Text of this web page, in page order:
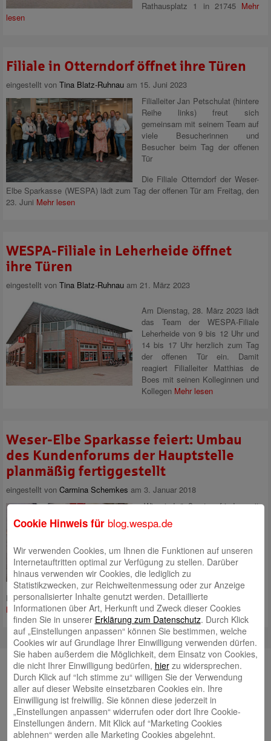
Rathausplatz 1 in 21745 Mehr
lesen
Filiale in Otterndorf öffnet ihre Türen
eingestellt von Tina Blatz-Ruhnau am 15. Juni 2023
Filialleiter Jan Petschulat (hintere
Reihe links) freut sich
gemeinsam mit seinem Team auf
viele Besucherinnen und
Besucher beim Tag der offenen
Tür
Die Filiale Otterndorf der Weser-
Elbe Sparkasse (WESPA) lädt zum Tag der offenen Tür am Freitag, den
23. Juni Mehr lesen
WESPA-Filiale in Leherheide öffnet
ihre Türen
eingestellt von Tina Blatz-Ruhnau am 21. März 2023
Am Dienstag, 28. März 2023 lädt
das Team der WESPA-Filiale
Leherheide von 9 bis 12 Uhr und
14 bis 17 Uhr herzlich zum Tag
der offenen Tür ein. Damit
reagiert Filialleiter Matthias de
Boes mit seinen Kolleginnen und
Kollegen Mehr lesen
Weser-Elbe Sparkasse feiert: Umbau
des Kundenforums der Hauptstelle
planmäßig fertiggestellt
eingestellt von Carmina Schemkes am 3. Januar 2018
„Wir sind äußerst zufrieden mit
unserer Umbaumaßnahme“, stellt
Bernd Meenzen,
Weser-Elbe Sparkasse, fest, als
er – drei Tage vor dem Tag der
offenen Tür – die neuen
Räumlichkeiten exklusiv der
Presse präsentiert und berichtet weiter, dass der überwiegende
lesen
YouTube
Autoren
Tim Beling
Cookie Hinweis für blog.wespa.de
Wir verwenden Cookies, um Ihnen die Funktionen auf unseren
Internetauftritten optimal zur Verfügung zu stellen. Darüber
hinaus verwenden wir Cookies, die lediglich zu
Statistikzwecken, zur Reichweitenmessung oder zur Anzeige
personalisierter Inhalte genutzt werden. Detaillierte
Informationen über Art, Herkunft und Zweck dieser Cookies
finden Sie in unserer Erklärung zum Datenschutz. Durch Klick
auf „Einstellungen anpassen“ können Sie bestimmen, welche
Cookies wir auf Grundlage Ihrer Einwilligung verwenden dürfen.
Sie haben außerdem die Möglichkeit, dem Einsatz von Cookies,
die nicht Ihrer Einwilligung bedürfen, hierzu widersprechen.
Durch Klick auf “Ich stimme zu“ willigen Sie der Verwendung
aller auf dieser Website einsetzbaren Cookies ein. Ihre
Einwilligung ist freiwillig. Sie können diese jederzeit in
„Einstellungen anpassen“ widerrufen oder dort Ihre Cookie-
Einstellungen ändern. Mit Klick auf “Marketing Cookies
ablehnen“ werden alle Marketing Cookies abgelehnt.